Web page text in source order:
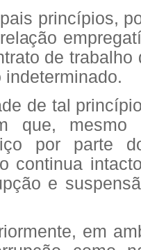
princípios,
de trabalho
indeterminado.
de tal
que, mesmo
por parte
continua
e
em